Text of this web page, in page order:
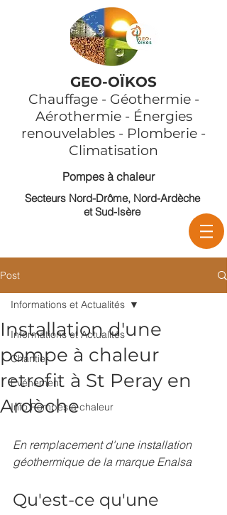
GEO-OÏKOS
Chauffage - Géothermie -
Aérothermie - Énergies
renouvelables - Plomberie -
Climatisation
Pompes à chaleur
Secteurs Nord-Drôme, Nord-Ardèche
et Sud-Isère
Post
Informations et Actualités
Chantier
Evénement
Info Pompes à chaleur
Informations et Actualités
Installation d'une
pompe à chaleur
retrofit à St Peray en
Ardèche
En remplacement d'une installation
Qu'est-ce qu'une